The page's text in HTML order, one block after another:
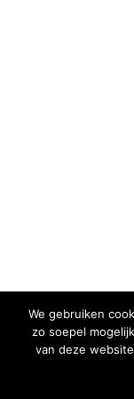
We gebruiken
zo soepel
van deze